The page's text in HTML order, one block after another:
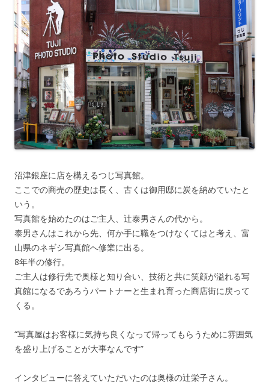
沼津銀座に店を構えるつじ写真館。
ここでの商売の歴史は長く、古くは御用邸に炭を納めていたと
いう。
写真館を始めたのはご主人、辻泰男さんの代から。
泰男さんはこれから先、何か手に職をつけなくてはと考え、富
山県のネギシ写真館へ修業に出る。
8年半の修行。
ご主人は修行先で奥様と知り合い、技術と共に笑顔が溢れる写
真館になるであろうパートナーと生まれ育った商店街に戻って
くる。
“写真屋はお客様に気持ち良くなって帰ってもらうために雰囲気
を盛り上げることが大事なんです”
インタビューに答えていただいたのは奥様の辻栄子さん。